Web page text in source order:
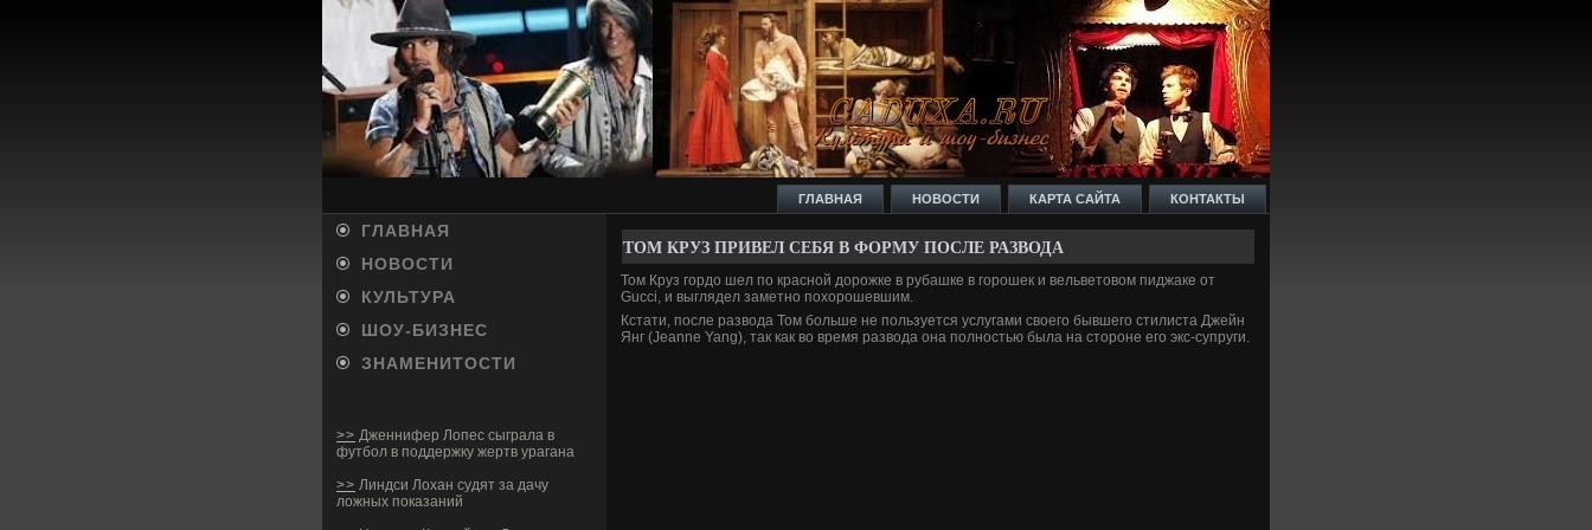
ГЛАВНАЯ НОВОСТИ КАРТА САЙТА КОНТАКТЫ
ГЛАВНАЯ
НОВОСТИ
КУЛЬТУРА
ШОУ-БИ­ЗНЕС
ЗНАМЕНИТОСТИ
>> Дженнифер Лопес сыграла в
футбол в поддержку жертв урагана
>> Линдси Лохан судят за дачу
ложных показаний
ТОМ КРУЗ ПРИВЕ­Л СЕБЯ В ФОРМУ ПОСЛЕ РАЗВОДА
Том Круз гордо шел по красной дорожке в рубашке в горошек и ве­льве­товом пиджаке от
Gucci, и выгляде­л заметно похорошевшим.
Кстати, после развода Том больше не пользуется услугами своего бывшего стилиста Джейн
Янг (Jeanne Yang), так как во время развода она полностью была на стороне его экс-супруги.